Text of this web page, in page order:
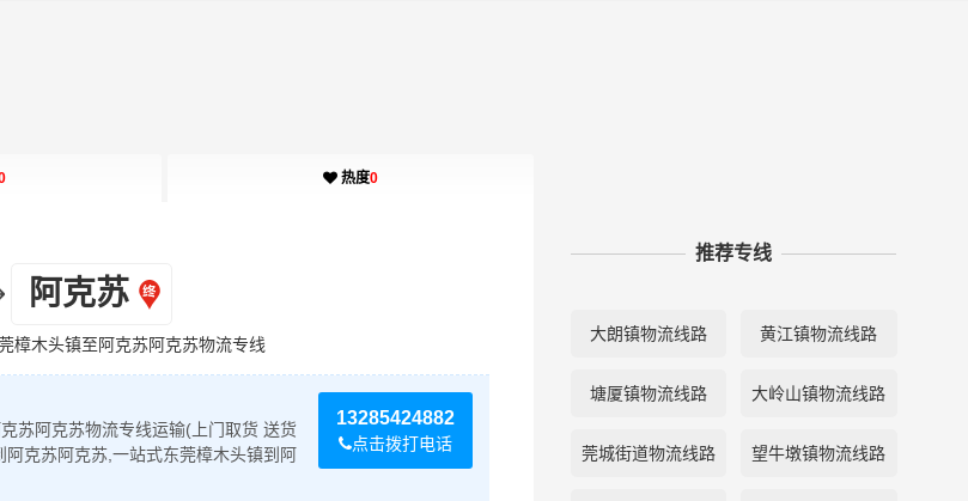
热度0
阿克苏
樟木头镇至阿克苏阿克苏物流专线
13285424882
点击拨打电话
苏阿克苏物流专线运输(上门取货 送货
克苏阿克苏,一站式东莞樟木头镇到阿
推荐专线
大朗镇物流线路 黄江镇物流线路
塘厦镇物流线路 大岭山镇物流线路
莞城街道物流线路 望牛墩镇物流线路